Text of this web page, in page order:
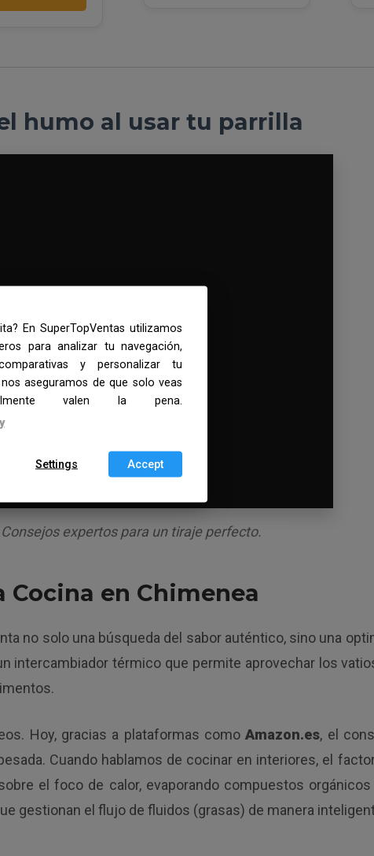
humo al usar tu parrilla
expertos para un tiraje perfecto.
en Chimenea
no solo una búsqueda del sabor auténtico, sino una
intercambiador térmico que permite aprovechar los
Hoy, gracias a plataformas comoAmazon.es, el
Cuando hablamos de cocinar en interiores, el
el foco de calor, evaporando compuestos
gestionan el flujo de fluidos (grasas) de manera
En SuperTopVentas utilizamos
para analizar tu navegación,
y personalizar tu
aseguramos de que solo veas
valen la pena.
Accept
Settings